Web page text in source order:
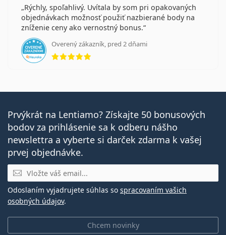
Rýchly, spoľahlivý. Uvítala by som pri opakovaných
objednávkach možnosť použiť nazbierané body na
zníženie ceny ako vernostný bonus.
Overený zákazník, pred 2 dňami
hodnotenie 5 z 5
Prvýkrát na Lentiamo? Získajte 50 bonusových
bodov za prihlásenie sa k odberu nášho
newslettra a vyberte si darček zdarma k vašej
prvej objednávke.
E-mail
Chcem novinky
Odoslaním vyjadrujete súhlas so spracovaním vašich
osobných údajov.